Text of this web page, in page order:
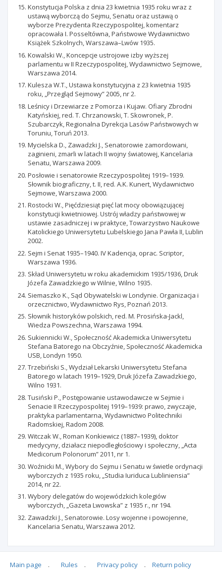
Konstytucja Polska z dnia 23 kwietnia 1935 roku wraz z
ustawą wyborczą do Sejmu, Senatu oraz ustawą o
wyborze Prezydenta Rzeczypospolitej, komentarz
opracowała I. Posseltówna, Państwowe Wydawnictwo
Książek Szkolnych, Warszawa–Lwów 1935.
Kowalski W., Koncepcje ustrojowe izby wyższej
parlamentu w II Rzeczypospolitej, Wydawnictwo Sejmowe,
Warszawa 2014.
Kulesza W.T., Ustawa konstytucyjna z 23 kwietnia 1935
roku, „Przegląd Sejmowy” 2005, nr 2.
Leśnicy i Drzewiarze z Pomorza i Kujaw. Ofiary Zbrodni
Katyńskiej, red. T. Chrzanowski, T. Skowronek, P.
Szubarczyk, Regionalna Dyrekcja Lasów Państwowych w
Toruniu, Toruń 2013.
Mycielska D., Zawadzki J., Senatorowie zamordowani,
zaginieni, zmarli w latach II wojny światowej, Kancelaria
Senatu, Warszawa 2009.
Posłowie i senatorowie Rzeczypospolitej 1919–1939.
Słownik biograficzny, t. II, red. A.K. Kunert, Wydawnictwo
Sejmowe, Warszawa 2000.
Rostocki W., Pięćdziesiąt pięć lat mocy obowiązującej
konstytucji kwietniowej. Ustrój władzy państwowej w
ustawie zasadniczej i w praktyce, Towarzystwo Naukowe
Katolickiego Uniwersytetu Lubelskiego Jana Pawła II, Lublin
2002.
Sejm i Senat 1935–1940. IV Kadencja, oprac. Scriptor,
Warszawa 1936.
Skład Uniwersytetu w roku akademickim 1935/1936, Druk
Józefa Zawadzkiego w Wilnie, Wilno 1935.
Siemaszko K., Sąd Obywatelski w Londynie. Organizacja i
orzecznictwo, Wydawnictwo Rys, Poznań 2013.
Słownik historyków polskich, red. M. Prosińska-Jackl,
Wiedza Powszechna, Warszawa 1994.
Sukiennicki W., Społeczność Akademicka Uniwersytetu
Stefana Batorego na Obczyźnie, Społeczność Akademicka
USB, Londyn 1950.
Trzebiński S., Wydział Lekarski Uniwersytetu Stefana
Batorego w latach 1919–1929, Druk Józefa Zawadzkiego,
Wilno 1931.
Tusiński P., Postępowanie ustawodawcze w Sejmie i
Senacie II Rzeczypospolitej 1919–1939: prawo, zwyczaje,
praktyka parlamentarna, Wydawnictwo Politechniki
Radomskiej, Radom 2008.
Witczak W., Roman Konkiewicz (1887–1939), doktor
medycyny, działacz niepodległościowy i społeczny, „Acta
Medicorum Polonorum” 2011, nr 1.
Woźnicki M., Wybory do Sejmu i Senatu w świetle ordynacji
wyborczych z 1935 roku, „Studia Iuriduca Lubliniensia”
2014, nr 22.
Wybory delegatów do wojewódzkich kolegiów
wyborczych, „Gazeta Lwowska” z 1935 r., nr 194.
Zawadzki J., Senatorowie. Losy wojenne i powojenne,
Kancelaria Senatu, Warszawa 2012.
Articles quoting
Main page . Rules . Privacy policy . Return policy